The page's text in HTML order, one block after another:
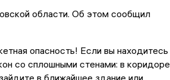
области. Об этом сообщил
опасность! Если вы находитесь
со сплошными стенами: в